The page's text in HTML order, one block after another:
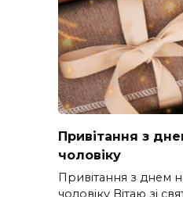
Привітання з
чоловіку
Привітання з днем
чоловіку Вітаю зі